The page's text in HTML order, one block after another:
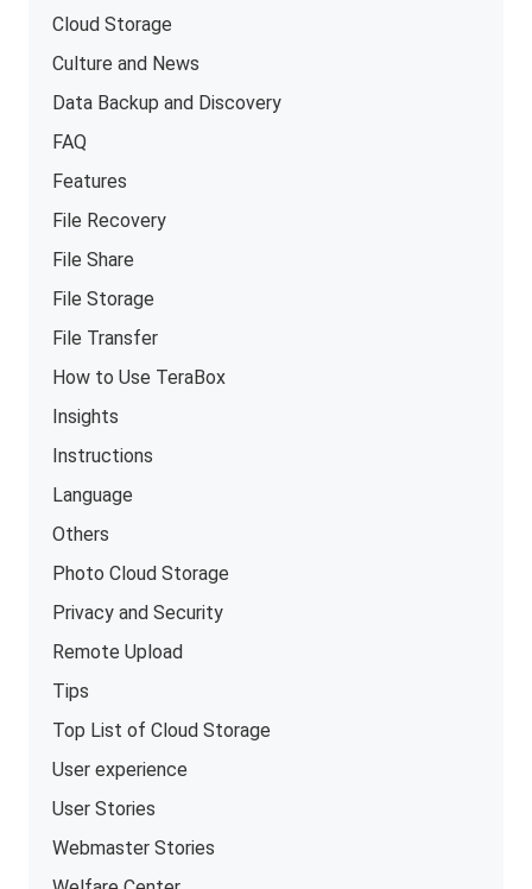
Cloud Storage
Culture and News
Data Backup and Discovery
FAQ
Features
File Recovery
File Share
File Storage
File Transfer
How to Use TeraBox
Insights
Instructions
Language
Others
Photo Cloud Storage
Privacy and Security
Remote Upload
Tips
Top List of Cloud Storage
User experience
User Stories
Webmaster Stories